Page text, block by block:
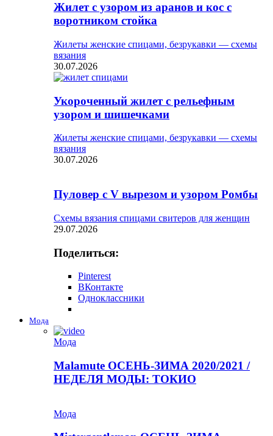
Жилет с узором из аранов и кос с
воротником стойка
Жилеты женские спицами, безрукавки — схемы
вязания
30.07.2026
Укороченный жилет с рельефным
узором и шишечками
Жилеты женские спицами, безрукавки — схемы
вязания
30.07.2026
Пуловер с V вырезом и узором Ромбы
Схемы вязания спицами свитеров для женщин
29.07.2026
Поделиться:
Pinterest
ВКонтакте
Одноклассники
Мода
Мода
Malamute ОСЕНЬ-ЗИМА 2020/2021 /
НЕДЕЛЯ МОДЫ: ТОКИО
Мода